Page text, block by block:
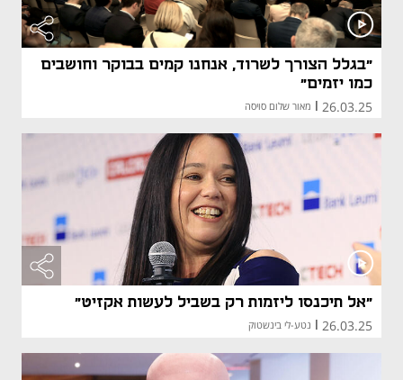
"בגלל הצורך לשרוד, אנחנו קמים בבוקר וחושבים
כמו יזמים"
26.03.25
| מאור שלום סויסה
"אל תיכנסו ליזמות רק בשביל לעשות אקזיט"
26.03.25 נטע-לי בינשטוק